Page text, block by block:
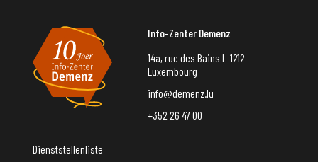
Info-Zenter Demenz
14a, rue des Bains L-1212
Luxembourg
info@demenz.lu
+352 26 47 00
Dienststellenliste